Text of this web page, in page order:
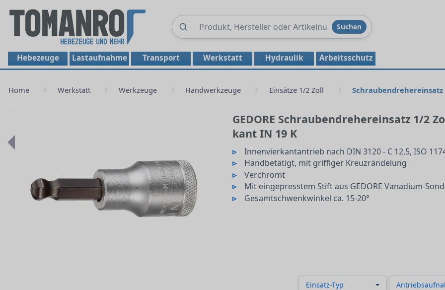
Produkte
Suchen
Hebezeuge Lastaufnahme Transport Werkstatt Hydraulik Arbeitsschutz
Home Werkstatt Werkzeuge Handwerkzeuge Einsätze 1/2 Zoll Schraubendrehereinsatz
GEDORE Schraubendrehereinsatz 1/2
kant IN 19 K
Innenvierkantantrieb nach DIN 3120 - C 12,5, ISO
Handbetätigt, mit griffiger Kreuzrändelung
Verchromt
Mit eingepresstem Stift aus GEDORE Vanadium-
Gesamtschwenkwinkel ca. 15-20°
Einsatz-Typ